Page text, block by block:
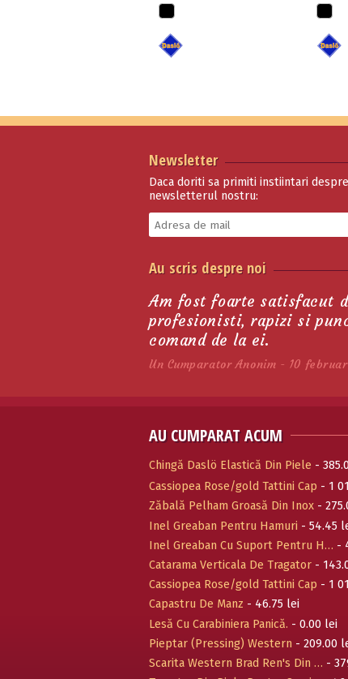
Spiralata Bicolor
291.50 lei
Newsletter
Daca doriti sa primiti instiintari
newsletterul nostru:
Au scris despre noi
Am fost foarte satisfacut
profesionisti, rapizi si
comand de la ei.
Un Cumparator Anonim - 10
AU CUMPARAT ACUM
Chingă Daslö Elastică Din Piele -
Cassiopea Rose/gold Tattini Cap - 1
Zăbală Pelham Groasă Din Inox -
Inel Greaban Pentru Hamuri - 54.45
Inel Greaban Cu Suport Pentru H… -
Catarama Verticala De Tragator -
Cassiopea Rose/gold Tattini Cap - 1
Capastru De Manz - 46.75 lei
Lesă Cu Carabiniera Panică. - 0.00 lei
Pieptar (Pressing) Western - 209.00
Scarita Western Brad Ren's Din … -